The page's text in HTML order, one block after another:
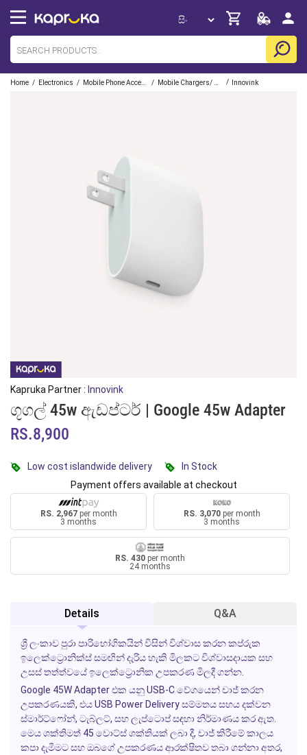
Home / Electronics / / / Innovink
Kapruka Partner : Innovink
ගූගල් 45w ඇඩප්ටර් | Google 45w Adapter
RS.8,900
Low cost islandwide delivery
In Stock
Payment offers available at checkout
RS. 2,967per month
3 months
RS. 3,070per month
3 months
RS. 430 per month
24 months
Details Q&A
ශ්‍රී ලංකාව පුරා පාරිභෝගිකයින් විසින් විශ්වාස කරන කප්රුක
ඉලෙක්ට්‍රොනික්ස් සමඟින් දැරිය හැකි මිලකට විශ්වාසදායක සහ
උසස් තත්ත්වයේ ඉලෙක්ට්‍රොනික උපකරණ මිලදී ගන්න.
Google 45W Adapter එක යනු USB-C වේගයෙන් චාජ් කරන
උපකරණයකි, එය USB Power Delivery සම්මතය සහය දක්වන
ස්මාර්ට්ෆෝන්, ටැබ්ලට්, සහ ලැප්ටොප් සඳහා නිර්මාණය කර ඇත.
මෙය ශක්තිමත් 45 වොට්ස් ශක්තියක් ලබා දී, චාජ් කිරීමේ කාලය
කපා දැමීමට සහ ඔබගේ උපකරණය ආරක්ෂිතව තබා ගන්නා අතර,